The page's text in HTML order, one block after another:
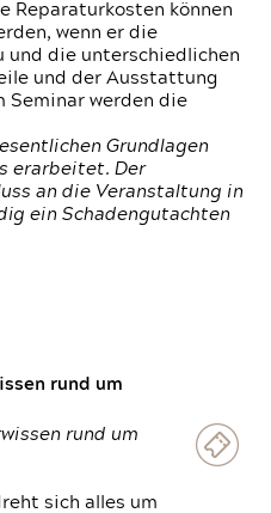
Reparaturkosten können
wenn er die
und die unterschiedlichen
und der Ausstattung
Seminar werden die
Grundlagen
erarbeitet. Der
an die Veranstaltung in
ein Schadengutachten
rund um
rund um
sich alles um